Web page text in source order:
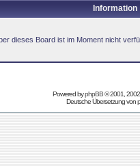
Information
dieses Board ist im Moment nicht
Powered byphpBB© 2001,
Deutsche Übersetzung von